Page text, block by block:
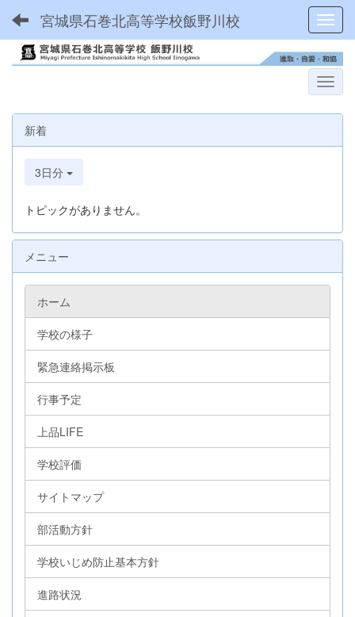
宮城県石巻北高等学校飯野川校
新着
3日分
トピックがありません。
メニュー
ホーム
学校の様子
緊急連絡掲示板
行事予定
上品LIFE
学校評価
サイトマップ
部活動方針
学校いじめ防止基本方針
進路状況